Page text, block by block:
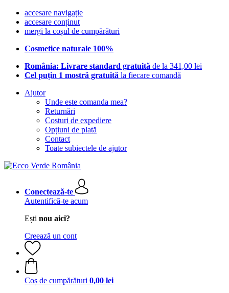
accesare navigație
accesare conținut
mergi la coșul de cumpărături
Cosmetice naturale 100%
România: Livrare standard gratuită de la 341,00 lei
Cel puțin 1 mostră gratuită la fiecare comandă
Ajutor
Unde este comanda mea?
Returnări
Costuri de expediere
Opțiuni de plată
Contact
Toate subiectele de ajutor
Conectează-te
Autentifică-te acum
Ești nou aici?
Creează un cont
Coș de cumpărături 0,00 lei